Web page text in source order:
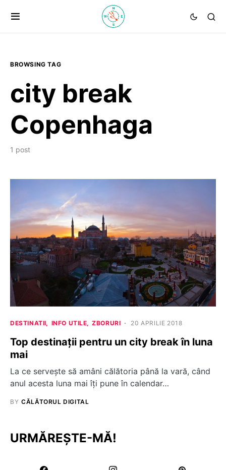
BROWSING TAG
city break
Copenhaga
1 post
DESTINATII INFO UTILE ZBORURI 20 APRILIE 2018
Top destinații pentru un city break în luna
mai
La ce servește să amâni călătoria până la vară, când
anul acesta luna mai îți pune în calendar…
BY CĂLĂTORUL DIGITAL
URMĂREȘTE-MĂ!